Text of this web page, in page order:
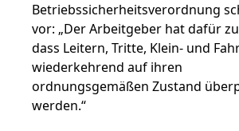
Betriebssicherheitsverordnung
vor: „Der Arbeitgeber hat dafür
dass Leitern, Tritte, Klein- und
wiederkehrend auf ihren
ordnungsgemäßen Zustand
werden.“